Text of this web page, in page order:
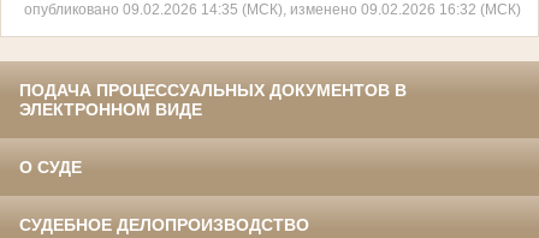
опубликовано 09.02.2026 14:35 (МСК), изменено 09.02.2026 16:32 (МСК)
ПОДАЧА ПРОЦЕССУАЛЬНЫХ ДОКУМЕНТОВ В
ЭЛЕКТРОННОМ ВИДЕ
О СУДЕ
СУДЕБНОЕ ДЕЛОПРОИЗВОДСТВО